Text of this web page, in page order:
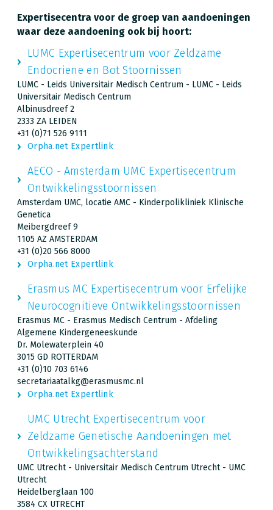
Expertisecentra voor de groep van aandoeningen
waar deze aandoening ook bij hoort:
LUMC Expertisecentrum voor Zeldzame
Endocriene en Bot Stoornissen
LUMC - Leids Universitair Medisch Centrum - LUMC - Leids
Universitair Medisch Centrum
Albinusdreef 2
2333 ZA LEIDEN
+31 (0)71 526 9111
Orpha.net Expertlink
AECO - Amsterdam UMC Expertisecentrum
Ontwikkelingsstoornissen
Amsterdam UMC, locatie AMC - Kinderpolikliniek Klinische
Genetica
Meibergdreef 9
1105 AZ AMSTERDAM
+31 (0)20 566 8000
Orpha.net Expertlink
Erasmus MC Expertisecentrum voor Erfelijke
Neurocognitieve Ontwikkelingsstoornissen
Erasmus MC - Erasmus Medisch Centrum - Afdeling
Algemene Kindergeneeskunde
Dr. Molewaterplein 40
3015 GD ROTTERDAM
+31 (0)10 703 6146
secretariaatalkg@erasmusmc.nl
Orpha.net Expertlink
UMC Utrecht Expertisecentrum voor
Zeldzame Genetische Aandoeningen met
Ontwikkelingsachterstand
UMC Utrecht - Universitair Medisch Centrum Utrecht - UMC
Utrecht
Heidelberglaan 100
3584 CX UTRECHT